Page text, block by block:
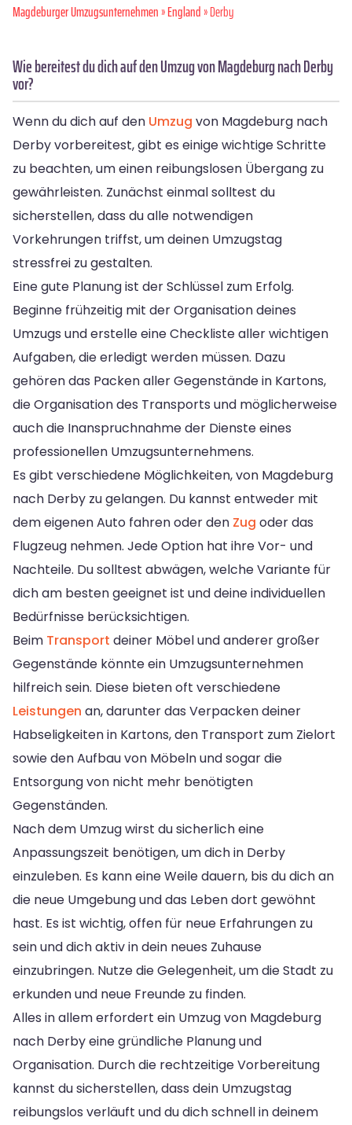
Magdeburger Umzugsunternehmen»England» Derby
Wie bereitest du dich auf den Umzug von Magdeburg nach Derby
vor?
Wenn du dich auf den Umzug von Magdeburg nach
Derby vorbereitest, gibt es einige wichtige Schritte
zu beachten, um einen reibungslosen Übergang zu
gewährleisten. Zunächst einmal solltest du
sicherstellen, dass du alle notwendigen
Vorkehrungen triffst, um deinen Umzugstag
stressfrei zu gestalten.
Eine gute Planung ist der Schlüssel zum Erfolg.
Beginne frühzeitig mit der Organisation deines
Umzugs und erstelle eine Checkliste aller wichtigen
Aufgaben, die erledigt werden müssen. Dazu
gehören das Packen aller Gegenstände in Kartons,
die Organisation des Transports und möglicherweise
auch die Inanspruchnahme der Dienste eines
professionellen Umzugsunternehmens.
Es gibt verschiedene Möglichkeiten, von Magdeburg
nach Derby zu gelangen. Du kannst entweder mit
dem eigenen Auto fahren oder den Zug oder das
Flugzeug nehmen. Jede Option hat ihre Vor- und
Nachteile. Du solltest abwägen, welche Variante für
dich am besten geeignet ist und deine individuellen
Bedürfnisse berücksichtigen.
Beim Transport deiner Möbel und anderer großer
Gegenstände könnte ein Umzugsunternehmen
hilfreich sein. Diese bieten oft verschiedene
Leistungen an, darunter das Verpacken deiner
Habseligkeiten in Kartons, den Transport zum Zielort
sowie den Aufbau von Möbeln und sogar die
Entsorgung von nicht mehr benötigten
Gegenständen.
Nach dem Umzug wirst du sicherlich eine
Anpassungszeit benötigen, um dich in Derby
einzuleben. Es kann eine Weile dauern, bis du dich an
die neue Umgebung und das Leben dort gewöhnt
hast. Es ist wichtig, offen für neue Erfahrungen zu
sein und dich aktiv in dein neues Zuhause
einzubringen. Nutze die Gelegenheit, um die Stadt zu
erkunden und neue Freunde zu finden.
Alles in allem erfordert ein Umzug von Magdeburg
nach Derby eine gründliche Planung und
Organisation. Durch die rechtzeitige Vorbereitung
kannst du sicherstellen, dass dein Umzugstag
reibungslos verläuft und du dich schnell in deinem